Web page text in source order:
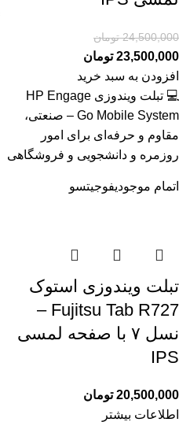
24,500,000 تومان
23,500,000 تومان
افزودن به سبد خرید
💻 تبلت ویندوزی HP Engage
Go Mobile System – صنعتی،
مقاوم و حرفه‌ای برای امور
روزمره و دانشجویی و فروشگاهی
اتمام موجودیفوجیتسو
تبلت ویندوزی استوک
Fujitsu Tab R727 –
نسل ۷ با صفحه لمسی
IPS
20,500,000 تومان
اطلاعات بیشتر